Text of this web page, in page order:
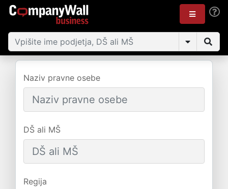
Naziv pravne osebe
DŠ ali MŠ
Regija